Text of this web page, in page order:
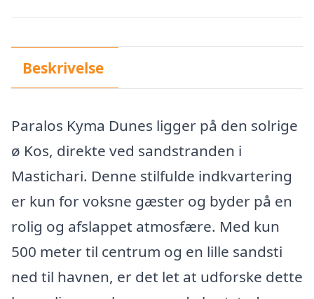
Beskrivelse
Paralos Kyma Dunes ligger på den solrige
ø Kos, direkte ved sandstranden i
Mastichari. Denne stilfulde indkvartering
er kun for voksne gæster og byder på en
rolig og afslappet atmosfære. Med kun
500 meter til centrum og en lille sandsti
ned til havnen, er det let at udforske dette